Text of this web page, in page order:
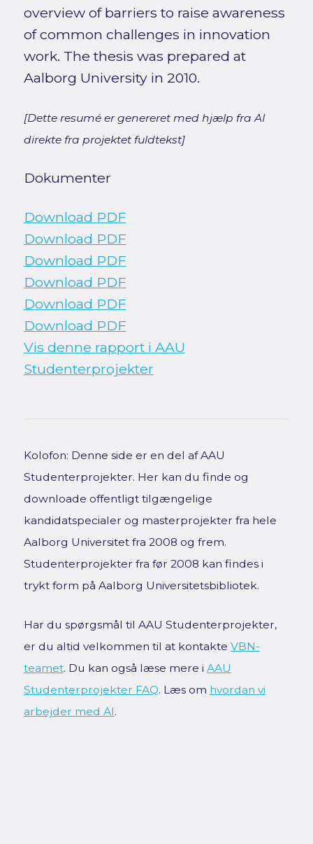
overview of barriers to raise awareness
of common challenges in innovation
work. The thesis was prepared at
Aalborg University in 2010.
[Dette resumé er genereret med hjælp fra AI
direkte fra projektet fuldtekst]
Dokumenter
Download PDF
Download PDF
Download PDF
Download PDF
Download PDF
Download PDF
Vis denne rapport i AAU
Studenterprojekter
Kolofon: Denne side er en del af AAU
Studenterprojekter. Her kan du finde og
downloade offentligt tilgængelige
kandidatspecialer og masterprojekter fra hele
Aalborg Universitet fra 2008 og frem.
Studenterprojekter fra før 2008 kan findes i
trykt form på Aalborg Universitetsbibliotek.
Har du spørgsmål til AAU Studenterprojekter,
er du altid velkommen til at kontakte VBN-
teamet. Du kan også læse mere i AAU
Studenterprojekter FAQ. Læs om hvordan vi
arbejder med AI.